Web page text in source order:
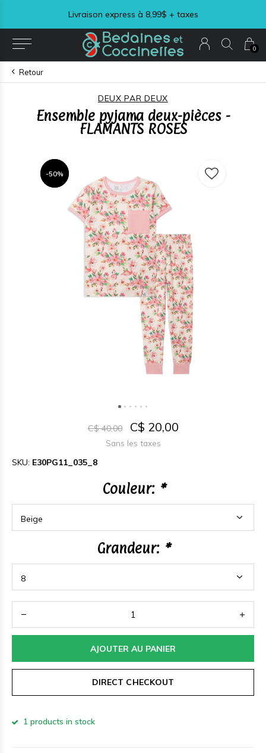
0
Livraison express à 8,99$ + taxes
Retour
DEUX PAR DEUX
Ensemble pyjama deux-pièces -
FLAMANTS ROSES
-50%
-50%
C$ 40,00 C$ 20,00
Sans les taxes
SKU: E30PG11_035_8
Couleur: *
Grandeur: *
AJOUTER AU PANIER
DIRECT CHECKOUT
1 products in stock